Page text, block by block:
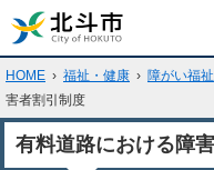
HOME › 福祉・健康 › 障がい福祉
害者割引制度
有料道路における障